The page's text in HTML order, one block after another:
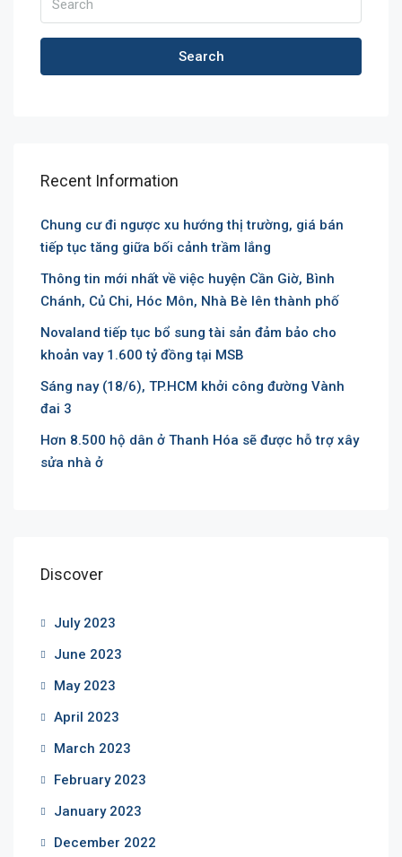
Search
Recent Information
Chung cư đi ngược xu hướng thị trường, giá bán
tiếp tục tăng giữa bối cảnh trầm lắng
Thông tin mới nhất về việc huyện Cần Giờ, Bình
Chánh, Củ Chi, Hóc Môn, Nhà Bè lên thành phố
Novaland tiếp tục bổ sung tài sản đảm bảo cho
khoản vay 1.600 tỷ đồng tại MSB
Sáng nay (18/6), TP.HCM khởi công đường Vành
đai 3
Hơn 8.500 hộ dân ở Thanh Hóa sẽ được hỗ trợ xây
sửa nhà ở
Discover
July 2023
June 2023
May 2023
April 2023
March 2023
February 2023
January 2023
December 2022